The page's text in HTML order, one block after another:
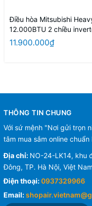
Điều hòa Mitsubishi
12.000BTU 2 chiều
SRK/SRC35ZSPS-W5
11.900.000₫
THÔNG TIN CHUNG
Với sứ mệnh "Nơi gửi trọn
tâm mua sắm online
Địa chỉ: NO-24-LK14, khu
Đông, TP. Hà Nội, Việt Nam
Điện thoại:0937329966
Email: